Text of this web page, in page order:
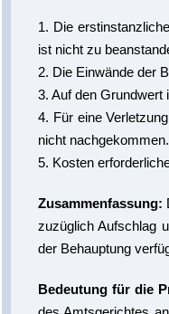
1. Die
ist nicht zu
2. Die Einwände der
3. Auf den Grundwert
4. Für eine
nicht nachgekommen.
5. Kosten
Zusammenfassung:
zuzüglich Aufschlag
der Behauptung
Bedeutung für die